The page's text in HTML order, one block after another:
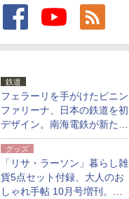
鉄道
フェラーリを手がけたピニン
ファリーナ、日本の鉄道を初
デザイン。南海電鉄が新たな
「空港特急」をなにわ筋線へ
導入
グッズ
「リサ・ラーソン」暮らし雑
貨5点セット付録、大人のお
しゃれ手帖 10月号増刊。